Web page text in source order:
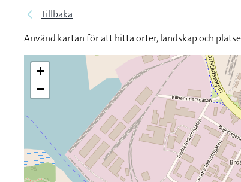
Tillbaka
Använd kartan för att hitta orter, landskap och
+
−